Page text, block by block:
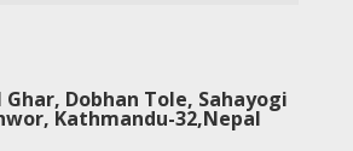
Ghar, Dobhan Tole, Sahayogi
Kathmandu-32,Nepal